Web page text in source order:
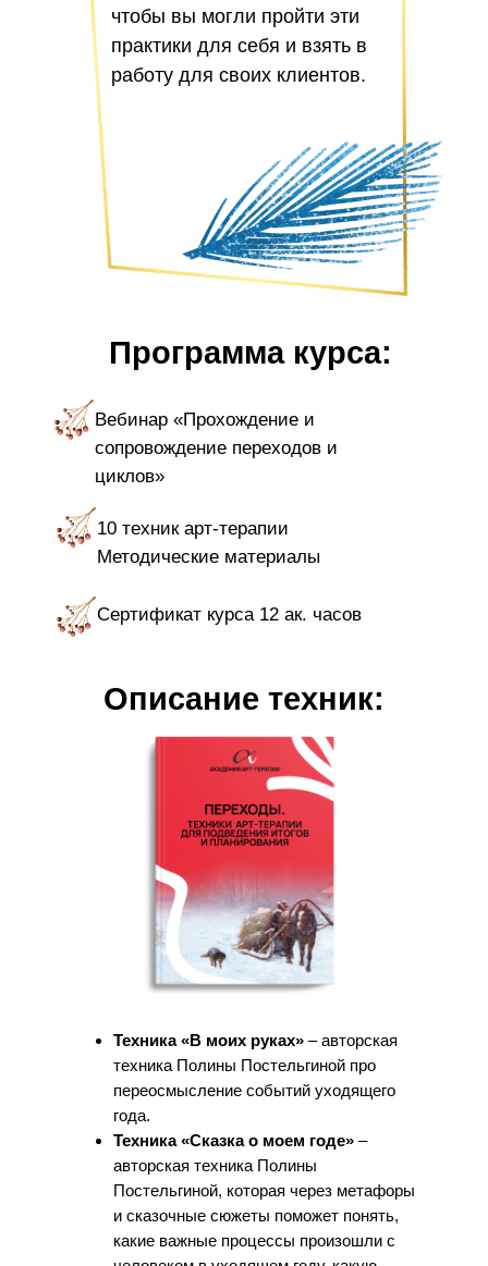
чтобы вы могли пройти эти
практики для себя и взять в
работу для своих клиентов.
Программа курса:
Описание техник:
Вебинар «Прохождение и
сопровождение переходов и
циклов»
10 техник арт-терапии
Методические материалы
Техника «В моих руках» – авторская
техника Полины Постельгиной про
переосмысление событий уходящего
года.
Техника «Сказка о моем годе» –
авторская техника Полины
Постельгиной, которая через метафоры
и сказочные сюжеты поможет понять,
какие важные процессы произошли с
Сертификат курса 12 ак. часов